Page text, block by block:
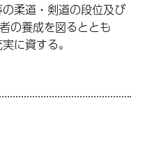
柔道・剣道の段位及び
の養成を図るととも
に資する。